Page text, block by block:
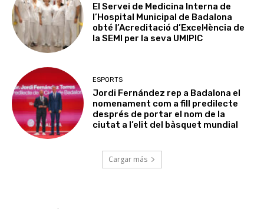
El Servei de Medicina Interna de
l’Hospital Municipal de Badalona
obté l’Acreditació d’Excel·lència de
la SEMI per la seva UMIPIC
ESPORTS
Jordi Fernández rep a Badalona el
nomenament com a fill predilecte
després de portar el nom de la
ciutat a l’elit del bàsquet mundial
Cargar más